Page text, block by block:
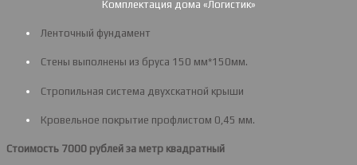
Комплектация дома «Логистик»
Ленточный фундамент
Стены выполнены из бруса 150 мм*150мм.
Стропильная система двухскатной крыши
Кровельное покрытие профлистом 0,45 мм.
Стоимость 7000 рублей за метр квадратный